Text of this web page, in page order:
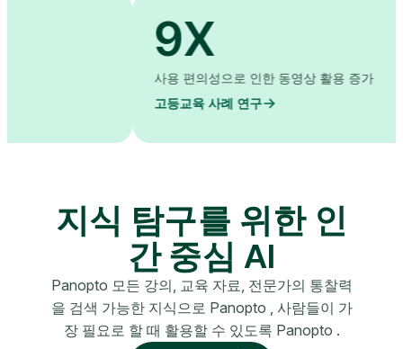
사용 편의성으로 인한 동영
고등교육 사례 연구
지식 탐구를 위한 인
간 중심 AI
Panopto 모든 강의, 교육 자료, 전문가의 통찰력
을 검색 가능한 지식으로 Panopto , 사람들이 가
장 필요로 할 때 활용할 수 있도록 Panopto .